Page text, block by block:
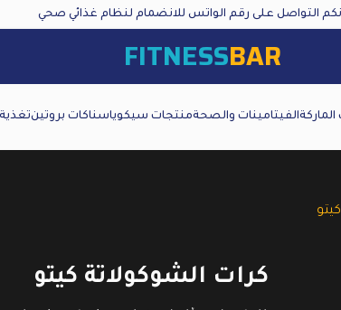
التواصل على رقم الواتس للانضمام لنظام غذائي صحي
FITNESSBAR
الفيتامينات والصحةمنتجات سيكوياسناكات بروتين
كرات الشوكولاتة كيتو